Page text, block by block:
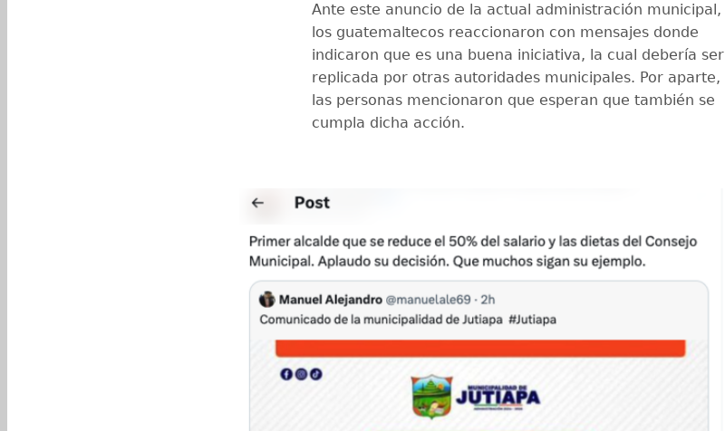
Ante este anuncio de la actual administración municipal,
los guatemaltecos reaccionaron con mensajes donde
indicaron que es una buena iniciativa, la cual debería ser
replicada por otras autoridades municipales. Por aparte,
las personas mencionaron que esperan que también se
cumpla dicha acción.